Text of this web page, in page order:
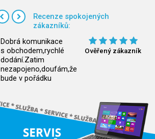
Recenze spokojených
zákazníků:
Dobrá komunikace
s obchodem,rychlé
dodání.Zatim
nezapojeno,doufám,že
bude v pořádku
Ověřený zákazník